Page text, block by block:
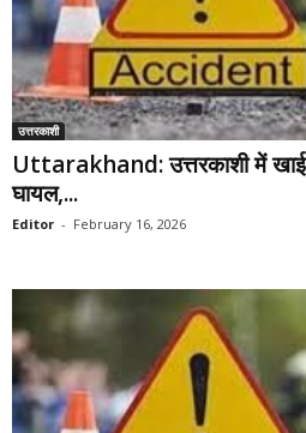
उत्तरकाशी
Uttarakhand: उत्तरकाशी में खाई
घायल,...
Editor - February 16, 2026